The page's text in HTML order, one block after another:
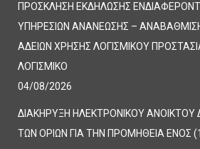
ΠΡΟΣΚΛΗΣΗ ΕΚΔΗΛΩΣΗΣ
ΥΠΗΡΕΣΙΩΝ ΑΝΑΝΕΩΣΗΣ –
ΑΔΕΙΩΝ ΧΡΗΣΗΣ ΛΟΓΙΣΜΙΚΟΥ
ΛΟΓΙΣΜΙΚΟ
04/08/2026
ΔΙΑΚΗΡΥΞΗ ΗΛΕΚΤΡΟΝΙΚΟΥ ΑΝΟΙΚΤΟΥ
ΤΩΝ ΟΡΙΩΝ ΓΙΑ ΤΗΝ ΠΡΟΜΗΘΕΙΑ ΕΝΟΣ